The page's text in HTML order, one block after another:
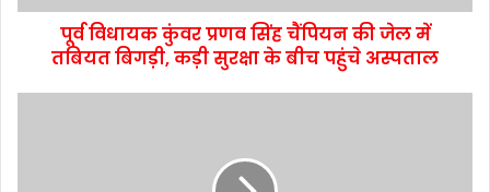
पूर्व विधायक कुंवर प्रणव सिंह चैंपियन की जेल में
तबियत बिगड़ी, कड़ी सुरक्षा के बीच पहुंचे अस्पताल